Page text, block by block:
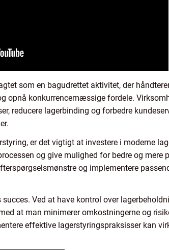
som en bagudrettet aktivitet, der
konkurrencemæssige fordele.
reducere lagerbinding og forbedre
er det vigtigt at investere i moderne
og give mulighed for bedre og mere
og implementere
Ved at have kontrol over
at man minimerer omkostningerne og
effektive lagerstyringspraksisser kan